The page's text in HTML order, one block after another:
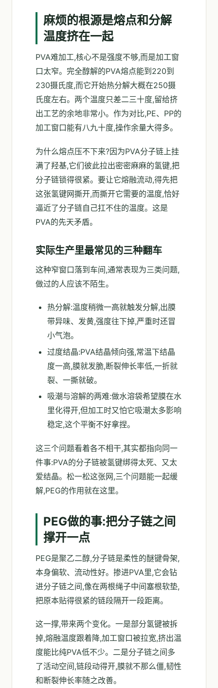
麻烦的根源是熔点和分解
温度挤在一起
PVA难加工,核心不是强度不够,而是加工窗
口太窄。完全醇解的PVA熔点能到220到
230摄氏度,而它开始热分解大概在250摄
氏度左右。两个温度只差二三十度,留给挤
出工艺的余地非常小。作为对比,PE、PP的
加工窗口能有八九十度,操作余量大得多。
为什么熔点压不下来?因为PVA分子链上挂
满了羟基,它们彼此拉出密密麻麻的氢键,把
分子链锁得很紧。要让它熔融流动,得先把
这张氢键网撕开,而撕开它需要的温度,恰好
逼近了分子链自己扛不住的温度。这是
PVA的先天矛盾。
实际生产里最常见的三种翻车
这种窄窗口落到车间,通常表现为三类问题,
做过的人应该不陌生。
热分解:温度稍微一高就触发分解,出膜
带异味、发黄,强度往下掉,严重时还冒
小气泡。
过度结晶:PVA结晶倾向强,常温下结晶
度一高,膜就发脆,断裂伸长率低,一折就
裂、一撕就破。
吸潮与溶解的两难:做水溶袋希望膜在水
里化得开,但加工时又怕它吸潮太多影响
稳定,这个平衡不好拿捏。
这三个问题看着各不相干,其实都指向同一
件事:PVA的分子链被氢键绑得太死、又太
爱结晶。松一松这张网,三个问题能一起缓
解,PEG的作用就在这里。
PEG做的事:把分子链之间
撑开一点
PEG是聚乙二醇,分子链是柔性的醚键骨架,
本身偏软、流动性好。掺进PVA里,它会钻
进分子链之间,像在两根绳子中间塞根软垫,
把原本贴得很紧的链段隔开一段距离。
这一撑,带来两个变化。一是部分氢键被拆
掉,熔融温度跟着降,加工窗口被拉宽,挤出温
度能比纯PVA低不少。二是分子链之间多
了活动空间,链段动得开,膜就不那么僵,韧性
和断裂伸长率随之改善。